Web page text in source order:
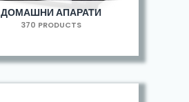
ДОМАШНИ АПАРАТИ
370 PRODUCTS